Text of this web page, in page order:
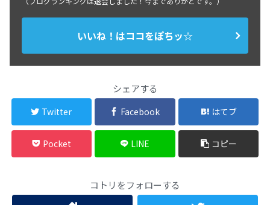
いいね！はココをぽちッ☆
シェアする
Twitter Facebook はてブ
Pocket LINE コピー
コトリをフォローする